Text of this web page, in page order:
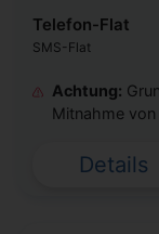
Telefon-Flat
SMS-Flat
Achtung:
Mitnahme
Details